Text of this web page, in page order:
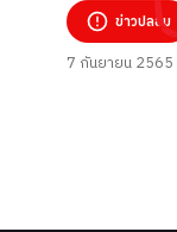
ข่าวปลอม
7 กันยายน